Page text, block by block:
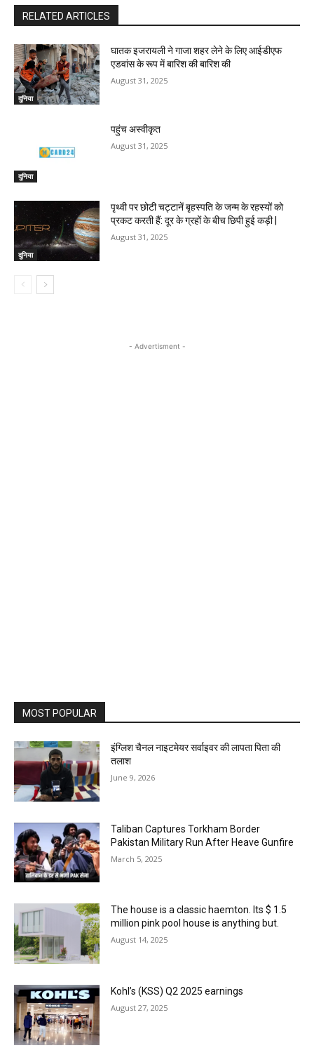
RELATED ARTICLES
दुनिया
घातक इजरायली ने गाजा शहर लेने के लिए आईडीएफ
एडवांस के रूप में बारिश की बारिश की
August 31, 2025
दुनिया
पहुंच अस्वीकृत
August 31, 2025
दुनिया
पृथ्वी पर छोटी चट्टानें बृहस्पति के जन्म के रहस्यों को
प्रकट करती हैं: दूर के ग्रहों के बीच छिपी हुई कड़ी |
August 31, 2025
- Advertisment -
MOST POPULAR
इंग्लिश चैनल नाइटमेयर सर्वाइवर की लापता पिता की
तलाश
June 9, 2026
Taliban Captures Torkham Border
Pakistan Military Run After Heave Gunfire
March 5, 2025
The house is a classic haemton. Its $ 1.5
million pink pool house is anything but.
August 14, 2025
Kohl’s (KSS) Q2 2025 earnings
August 27, 2025